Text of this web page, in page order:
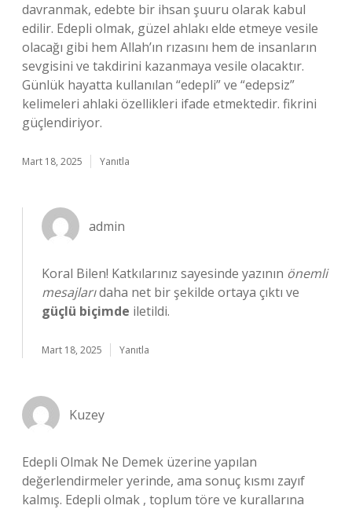
davranmak, edebte bir ihsan şuuru olarak kabul
edilir. Edepli olmak, güzel ahlakı elde etmeye vesile
olacağı gibi hem Allah’ın rızasını hem de insanların
sevgisini ve takdirini kazanmaya vesile olacaktır.
Günlük hayatta kullanılan “edepli” ve “edepsiz”
kelimeleri ahlaki özellikleri ifade etmektedir. fikrini
güçlendiriyor.
Mart 18, 2025 Yanıtla
admin
Koral Bilen! Katkılarınız sayesinde yazının önemli
mesajlarıdaha net bir şekilde ortaya çıktı ve
güçlü biçimde iletildi.
Mart 18, 2025 Yanıtla
Kuzey
Edepli Olmak Ne Demek üzerine yapılan
değerlendirmeler yerinde, ama sonuç kısmı zayıf
kalmış. Edepli olmak , toplum töre ve kurallarına